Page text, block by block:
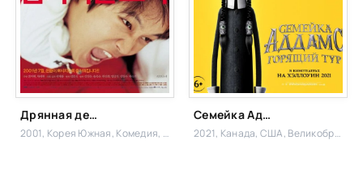
Дрянная девчонка
2001, Корея Южная, Комедия, Мелодрама
Семейка Аддамс: Горящий тур
2021, Канада, США, Великобритания,